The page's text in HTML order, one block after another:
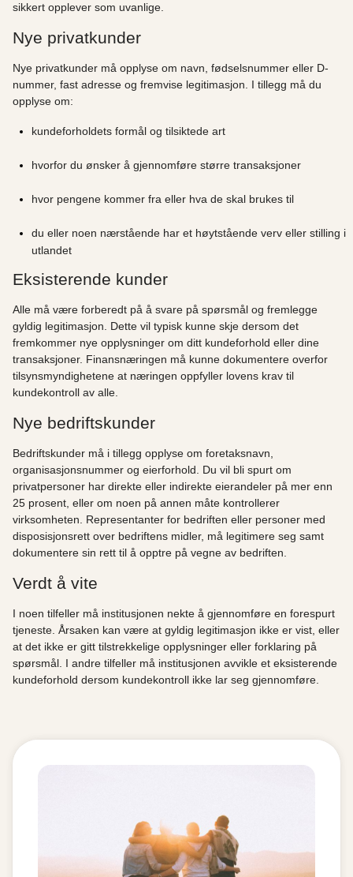
sikkert opplever som uvanlige.
Nye privatkunder
Nye privatkunder må opplyse om navn, fødselsnummer eller D-
nummer, fast adresse og fremvise legitimasjon. I tillegg må du
opplyse om:
kundeforholdets formål og tilsiktede art
hvorfor du ønsker å gjennomføre større transaksjoner
hvor pengene kommer fra eller hva de skal brukes til
du eller noen nærstående har et høytstående verv eller stilling i
utlandet
Eksisterende kunder
Alle må være forberedt på å svare på spørsmål og fremlegge
gyldig legitimasjon. Dette vil typisk kunne skje dersom det
fremkommer nye opplysninger om ditt kundeforhold eller dine
transaksjoner. Finansnæringen må kunne dokumentere overfor
tilsynsmyndighetene at næringen oppfyller lovens krav til
kundekontroll av alle.
Nye bedriftskunder
Bedriftskunder må i tillegg opplyse om foretaksnavn,
organisasjonsnummer og eierforhold. Du vil bli spurt om
privatpersoner har direkte eller indirekte eierandeler på mer enn
25 prosent, eller om noen på annen måte kontrollerer
virksomheten. Representanter for bedriften eller personer med
disposisjonsrett over bedriftens midler, må legitimere seg samt
dokumentere sin rett til å opptre på vegne av bedriften.
Verdt å vite
I noen tilfeller må institusjonen nekte å gjennomføre en forespurt
tjeneste. Årsaken kan være at gyldig legitimasjon ikke er vist, eller
at det ikke er gitt tilstrekkelige opplysninger eller forklaring på
spørsmål. I andre tilfeller må institusjonen avvikle et eksisterende
kundeforhold dersom kundekontroll ikke lar seg gjennomføre.